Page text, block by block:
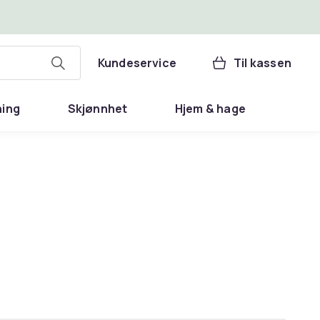
Kundeservice Til kassen
Skjønnhet Hjem & hage